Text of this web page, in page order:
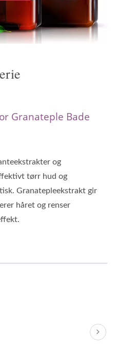
Granateple Bade
og
tørr hud og
Granatepleekstrakt gir
håret og renser